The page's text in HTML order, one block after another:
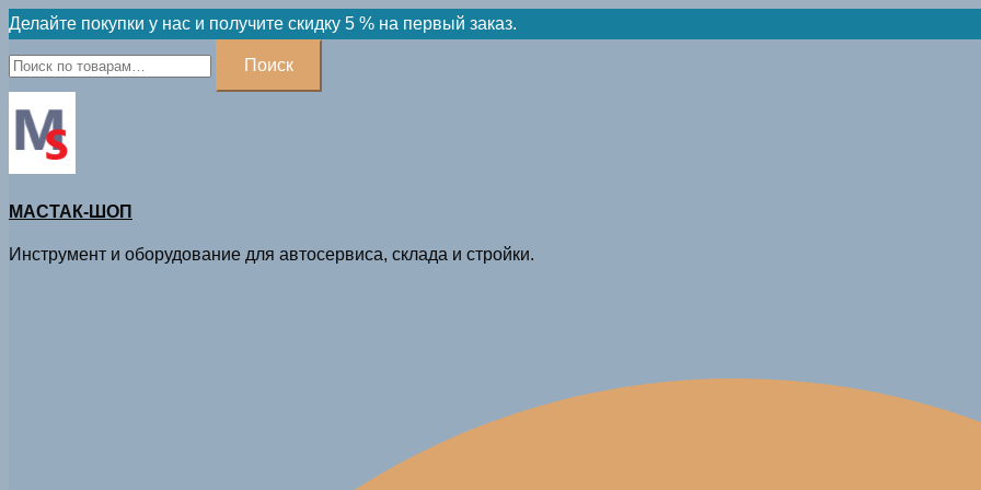
Skip
to
content
Делайте покупки у нас и получите скидку 5 % на первый заказ.
Искать:
Поиск
МАСТАК-ШОП
Инструмент и оборудование для автосервиса, склада и стройки.